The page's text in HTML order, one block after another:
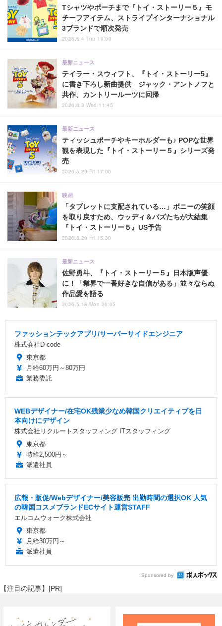
Tシャツやポーチまで『トイ・ストーリー５』モ
チーフアイテム、ストライプインターナショナル
3ブランドで順次発売
2026.6.4 Thu 19:00
テイラー・スウィフト、『トイ・ストーリー5』
に書き下ろし新曲提供 ジャック・アントノフと
共作、カントリールーツに回帰
最新ニュース
2026.6.3 Wed 11:45
ティッシュポーチやキーホルダーも♪ POPな世界
観を表現した『トイ・ストーリー５』シリーズ発
売
最新ニュース
2026.5.29 Fri 17:00
「タブレットに支配されている…」ボニーの笑顔
を取り戻すため、ウッディ＆バズたちが大結集
『トイ・ストーリー５』US予告
映画
2026.5.29 Fri 15:30
佐野勇斗、『トイ・ストーリー５』日本版声優
に！「業界で一番好きな自信がある」並々ならぬ
作品愛を語る
最新ニュース
2026.5.18 Mon 20:05
ファッションテックアプリ/サーバーサイドエンジニア
株式会社D-code
東京都
月給60万円～80万円
業務委託
WEBデザイナー/在宅OK残業少なめ韓国クリエイティブを日
本向けにデザイン
株式会社リクルートスタッフィング ITスタッフィング
東京都
時給2,500円～
派遣社員
広報・販促/Webデザイナー/美容販売 出勤時間の選択OK 人気
の韓国コスメブランドECサイト運営STAFF
エルコムウォーク株式会社
東京都
月給30万円～
派遣社員
Sponsored by
【注目の記事】[PR]